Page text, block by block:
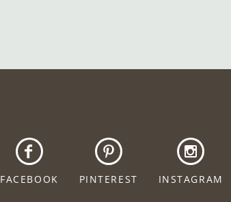
FACEBOOK PINTEREST INSTAGRAM